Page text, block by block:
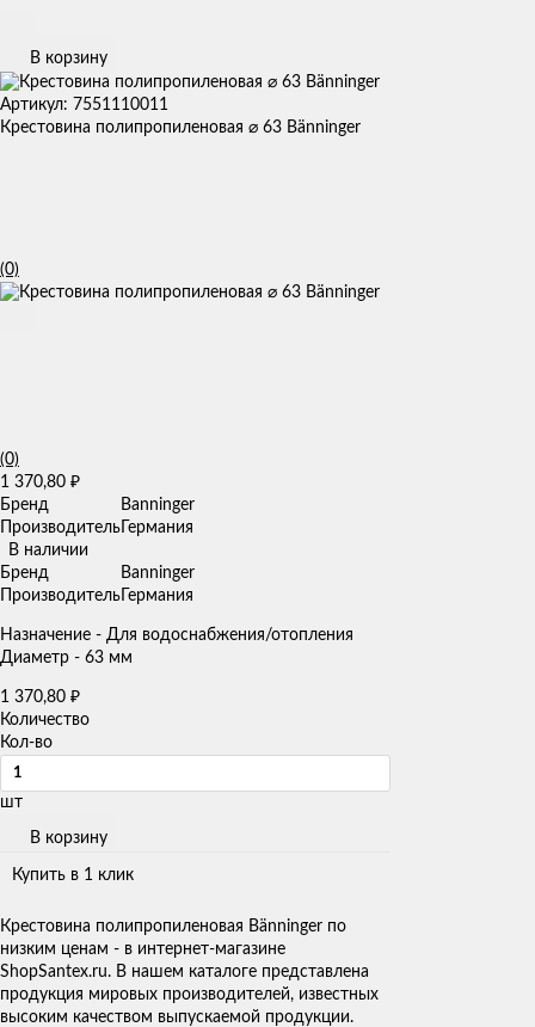
В корзину
Артикул: 7551110011
Крестовина полипропиленовая ⌀ 63 Bänninger
(0)
(0)
1 370,80 ₽
Бренд
Banninger
Производитель Германия
В наличии
Бренд
Banninger
Производитель Германия
Назначение - Для водоснабжения/отопления
Диаметр - 63 мм
1 370,80 ₽
Количество
Кол-во
шт
В корзину
Купить в 1 клик
Крестовина полипропиленовая Bänninger по
низким ценам - в интернет-магазине
ShopSantex.ru. В нашем каталоге представлена
продукция мировых производителей, известных
высоким качеством выпускаемой продукции.